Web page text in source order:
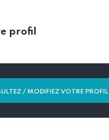
profil
/ MODIFIEZ VOTRE PROFIL